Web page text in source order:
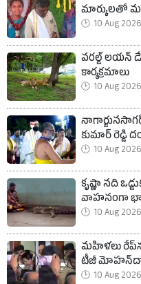
మార్కులతో
10 Aug
వరల్డ్ లయన్
కార్యక్రమాలు
10 Aug
కుమార్ రెడ్డి
10 Aug
కృష్ణా నది
వాహనంగా
10 Aug
మహిళలు
టీజీ
10 Aug